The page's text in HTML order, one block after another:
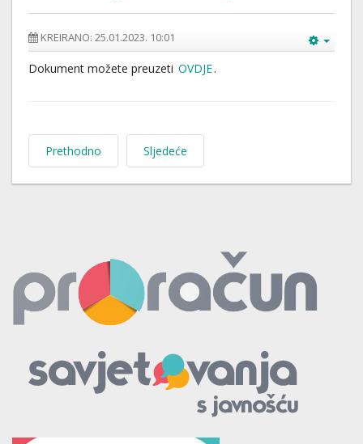
KREIRANO: 25.01.2023. 10:01
Dokument možete preuzeti OVDJE.
Prethodno Sljedeće